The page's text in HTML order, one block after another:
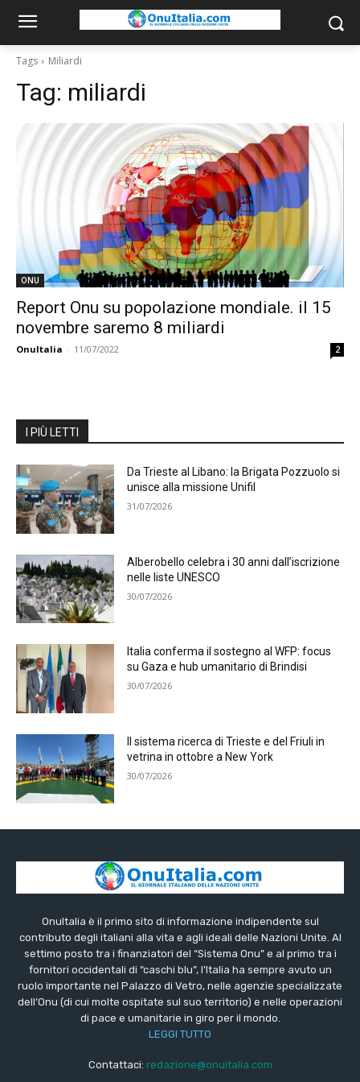
Tags Miliardi
Tag: miliardi
ONU
Report Onu su popolazione mondiale. il 15
novembre saremo 8 miliardi
OnuItalia - 11/07/2022 2
I PIÙ LETTI
Da Trieste al Libano: la Brigata Pozzuolo si
unisce alla missione Unifil
31/07/2026
Alberobello celebra i 30 anni dall’iscrizione
nelle liste UNESCO
30/07/2026
Italia conferma il sostegno al WFP: focus
su Gaza e hub umanitario di Brindisi
30/07/2026
Il sistema ricerca di Trieste e del Friuli in
vetrina in ottobre a New York
30/07/2026
OnuItalia è il primo sito di informazione indipendente sul
contributo degli italiani alla vita e agli ideali delle Nazioni Unite. Al
settimo posto tra i finanziatori del “Sistema Onu” e al primo tra i
fornitori occidentali di “caschi blu”, l’Italia ha sempre avuto un
ruolo importante nel Palazzo di Vetro, nelle agenzie specializzate
dell’Onu (di cui molte ospitate sul suo territorio) e nelle operazioni
di pace e umanitarie in giro per il mondo.
LEGGI TUTTO
Contattaci: redazione@onuitalia.com